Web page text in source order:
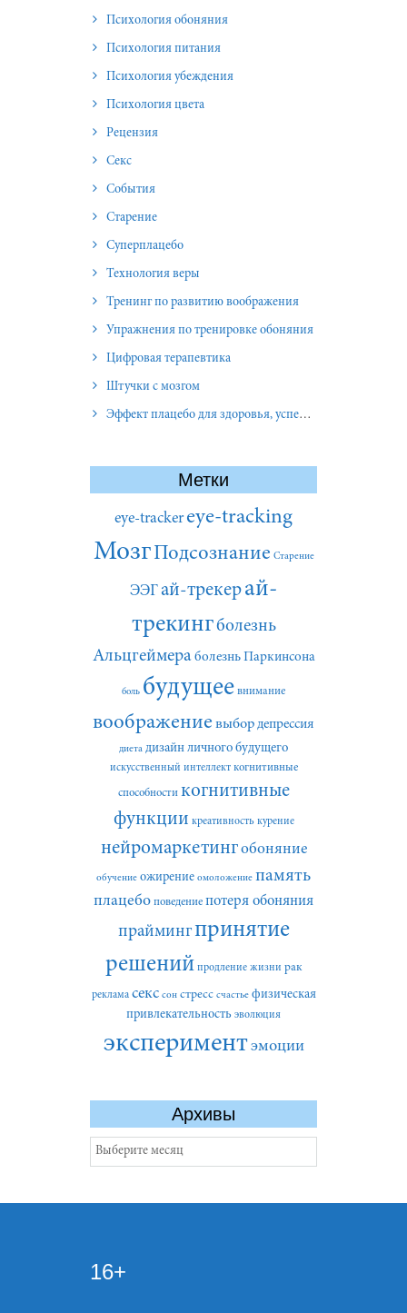
Психология обоняния
Психология питания
Психология убеждения
Психология цвета
Рецензия
Секс
События
Старение
Суперплацебо
Технология веры
Тренинг по развитию воображения
Упражнения по тренировке обоняния
Цифровая терапевтика
Штучки с мозгом
Эффект плацебо для здоровья, успеха и отношений
Метки
eye-tracker eye-tracking
МозгПодсознание Старение
ЭЭГай-трекерай-
трекингболезнь
Альцгеймера болезнь Паркинсона
боль будущее внимание
воображение выбор депрессия
диета дизайн личного будущего
искусственный интеллект когнитивные
способности когнитивные
функции креативность курение
нейромаркетингобоняние
обучение ожирение омоложение память
плацебо поведение потеря обоняния
праймингпринятие
решений продление жизни рак
реклама секс сон стресс счастье физическая
привлекательность эволюция
экспериментэмоции
Архивы
Архивы
16+